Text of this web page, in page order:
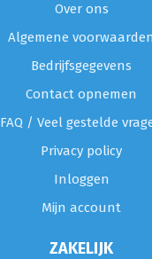
Over ons
Algemene
Bedrijfsgegevens
Contact opnemen
FAQ / Veel gestelde
Privacy policy
Inloggen
Mijn account
ZAKELIJK